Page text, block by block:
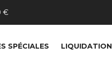
€
SPÉCIALES LIQUIDATION